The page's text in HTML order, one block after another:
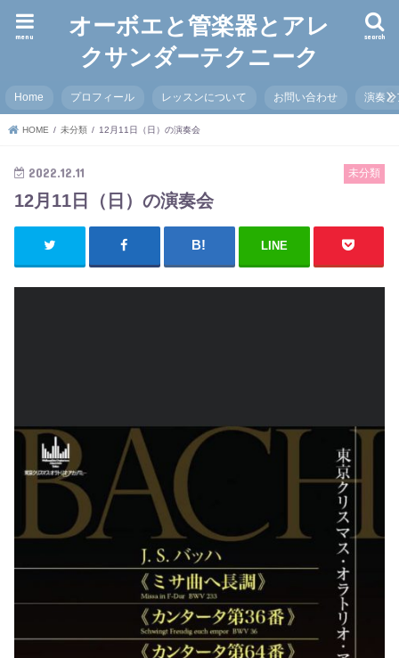
オーボエと管楽器とアレ
クサンダーテクニーク
search
menu
Home プロフィール レッスンについて お問い合わせ 演奏と
HOME 未分類 12月11日（日）の演奏会
未分類
2022.12.11
12月11日（日）の演奏会
LINE